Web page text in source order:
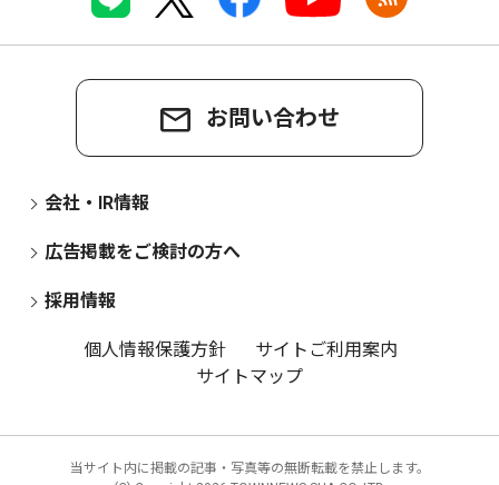
お問い合わせ
会社・IR情報
広告掲載をご検討の方へ
採用情報
個人情報保護方針
サイトご利用案内
サイトマップ
当サイト内に掲載の記事・写真等の無断転載を禁止します。